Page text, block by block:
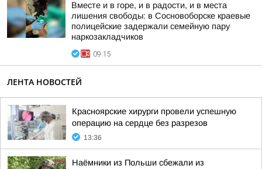
Вместе и в горе, и в радости, и в места
лишения свободы: в Сосновоборске краевые
полицейские задержали семейную пару
наркозакладчиков
09:15
ЛЕНТА НОВОСТЕЙ
Красноярские хирурги провели успешную
операцию на сердце без разрезов
13:36
Наёмники из Польши сбежали из